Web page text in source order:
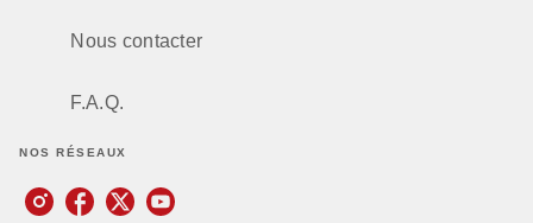
Nous contacter
F.A.Q.
NOS RÉSEAUX